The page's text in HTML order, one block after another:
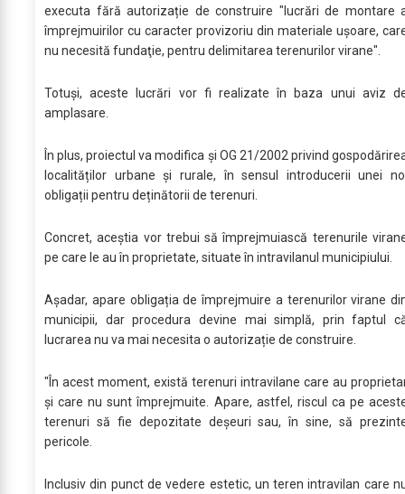
executa fără autorizație de construire "lucrări de montare
împrejmuirilor cu caracter provizoriu din materiale uşoare,
nu necesită fundaţie, pentru delimitarea terenurilor virane".
Totuși, aceste lucrări vor fi realizate în baza unui aviz
amplasare.
În plus, proiectul va modifica și OG 21/2002 privind
localităților urbane și rurale, în sensul introducerii unei
obligații pentru deținătorii de terenuri.
Concret, aceștia vor trebui să împrejmuiască terenurile
pe care le au în proprietate, situate în intravilanul municipiului.
Așadar, apare obligația de împrejmuire a terenurilor virane
municipii, dar procedura devine mai simplă, prin faptul
lucrarea nu va mai necesita o autorizație de construire.
"În acest moment, există terenuri intravilane care au
şi care nu sunt împrejmuite. Apare, astfel, riscul ca pe
terenuri să fie depozitate deșeuri sau, în sine, să
pericole.
Inclusiv din punct de vedere estetic, un teren intravilan care